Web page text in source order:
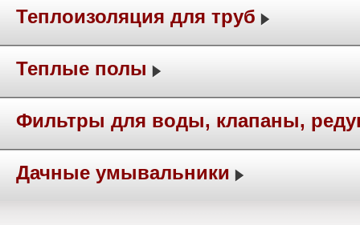
Теплоизоляция для труб
Теплые полы
Фильтры для воды, клапаны,
Дачные умывальники